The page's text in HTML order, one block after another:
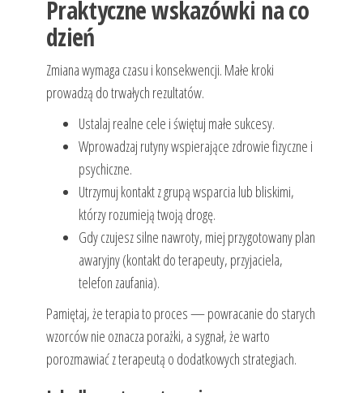
Praktyczne wskazówki na co
dzień
Zmiana wymaga czasu i konsekwencji. Małe kroki
prowadzą do trwałych rezultatów.
Ustalaj realne cele i świętuj małe sukcesy.
Wprowadzaj rutyny wspierające zdrowie fizyczne i
psychiczne.
Utrzymuj kontakt z grupą wsparcia lub bliskimi,
którzy rozumieją twoją drogę.
Gdy czujesz silne nawroty, miej przygotowany plan
awaryjny (kontakt do terapeuty, przyjaciela,
telefon zaufania).
Pamiętaj, że terapia to proces — powracanie do starych
wzorców nie oznacza porażki, a sygnał, że warto
porozmawiać z terapeutą o dodatkowych strategiach.